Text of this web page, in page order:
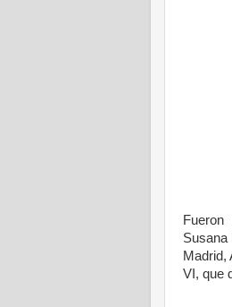
Susana
Madrid,
VI, que